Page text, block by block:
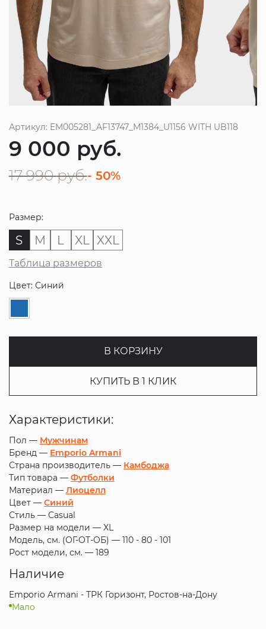
Артикул: EM005281_AF13747_M1384_U1156 WITH UB118
9 000 руб.
17 990 руб.- 50%
Размер:
S M L XL XXL
Таблица размеров
Цвет: Синий
В КОРЗИНУ
КУПИТЬ В 1 КЛИК
Характеристики:
Пол — Мужчинам
Бренд — Emporio Armani
Страна производитель — Камбоджа
Тип товара — Футболки
Материал — Лиоцелл
Цвет — Синий
Стиль — Casual
Размер на модели — XL
Модель, см. (ОГ-ОТ-ОБ) — 110 - 80 - 101
Рост модели, см. — 189
Наличие
Emporio Armani - ТРК Горизонт, Ростов-на-Дону
Мало